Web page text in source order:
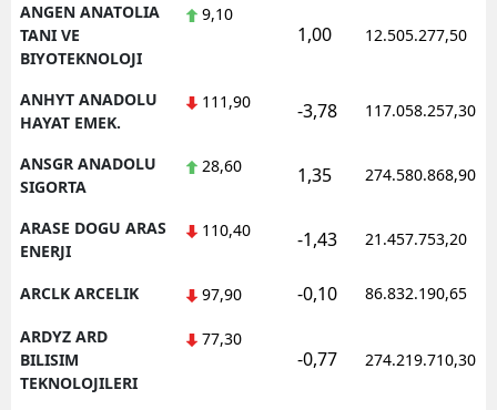
ANGEN ANATOLIA
TANI VE
BIYOTEKNOLOJI
9,10
1,00 12.505.277,50
ANHYT ANADOLU
HAYAT EMEK.
111,90 -3,78 117.058.257,30
ANSGR ANADOLU
SIGORTA
28,60 1,35 274.580.868,90
ARASE DOGU ARAS
ENERJI
110,40 -1,43 21.457.753,20
ARCLK ARCELIK 97,90 -0,10 86.832.190,65
ARDYZ ARD
BILISIM
TEKNOLOJILERI
77,30
-0,77 274.219.710,30